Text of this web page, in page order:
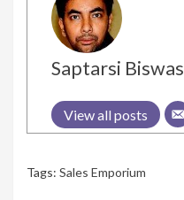
Saptarsi Biswas
View all posts
Tags: Sales Emporium